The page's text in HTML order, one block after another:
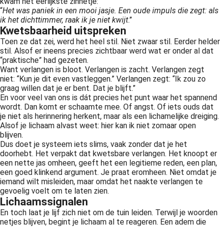
“Het was paniek in een mooi jasje. Een oude impuls die zegt: als
ik het dichttimmer, raak ik je niet kwijt.”
Kwetsbaarheid uitspreken
Toen ze dat zei, werd het heel stil. Niet zwaar stil. Eerder helder
stil. Alsof er ineens precies zichtbaar werd wat er onder al dat
“praktische” had gezeten.
Want verlangen is bloot. Verlangen is zacht. Verlangen zegt
niet: “Kun je dit even vastleggen.” Verlangen zegt: “Ik zou zo
graag willen dat je er bent. Dat je blijft.”
En voor veel van ons is dát precies het punt waar het spannend
wordt. Dan komt er schaamte mee. Of angst. Of iets ouds dat
je niet als herinnering herkent, maar als een lichamelijke dreiging.
Alsof je lichaam alvast weet: hier kan ik niet zomaar open
blijven.
Dus doet je systeem iets slims, vaak zonder dat je het
doorhebt. Het verpakt dat kwetsbare verlangen. Het knoopt er
een nette jas omheen, geeft het een legitieme reden, een plan,
een goed klinkend argument. Je praat eromheen. Niet omdat je
iemand wilt misleiden, maar omdat het naakte verlangen te
gevoelig voelt om te laten zien.
Lichaamssignalen
En toch laat je lijf zich niet om de tuin leiden. Terwijl je woorden
netjes blijven, begint je lichaam al te reageren. Een adem die